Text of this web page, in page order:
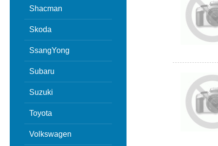
Shacman
Skoda
SsangYong
Subaru
Suzuki
Toyota
Volkswagen